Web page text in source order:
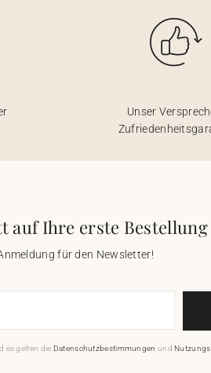
Unser
auf Ihre erste Bestellung
für den Newsletter!
es gelten die Datenschutzbestimmungen und